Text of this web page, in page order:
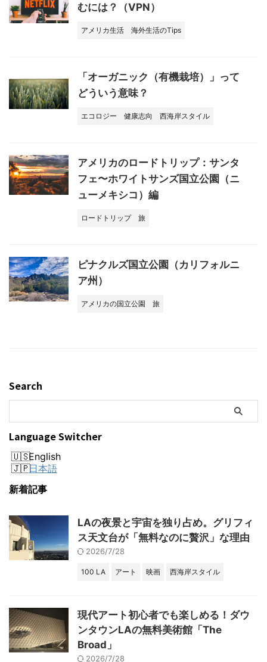
むには？（VPN）
アメリカ生活 海外生活のTips
「オーガニック（有機栽培）」って
どういう意味？
エコロジー 健康志向 西海岸スタイル
アメリカのロードトリップ：サンタ
フェ〜ホワイトサンズ国立公園（ニ
ューメキシコ）編
ロードトリップ 旅
ピナクルズ国立公園（カリフォルニ
ア州）
アメリカの国立公園 旅
Search
Language Switcher
English
日本語
新着記事
LAの夜景と宇宙を独り占め。グリフィ
ス天文台が「無料なのに贅沢」な理由
2026/7/28
100 LA アート 映画 西海岸スタイル
現代アート初心者でも楽しめる！ダウ
ンタウンLAの無料美術館「The
Broad」
2026/7/28